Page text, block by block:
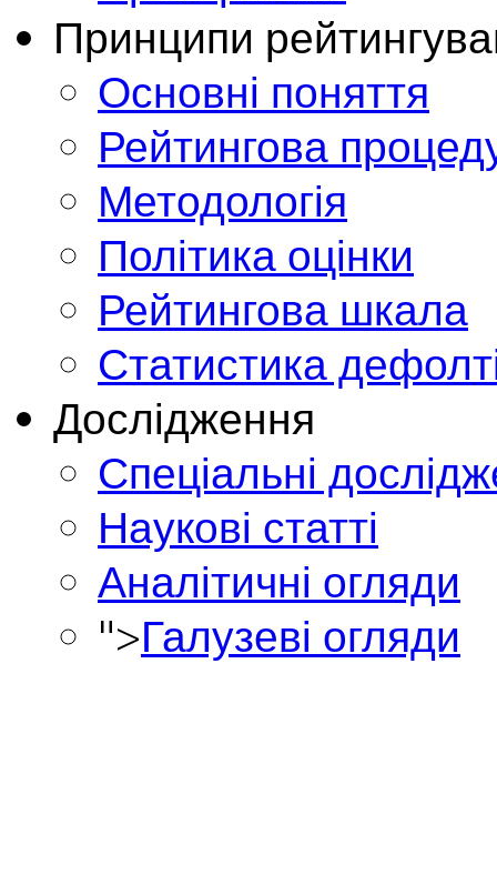
Принципи
Основні поняття
Рейтингова
Методологія
Політика оцінки
Рейтингова шкала
Статистика
Дослідження
Спеціальні
Наукові статті
Аналітичні огляди
">Галузеві огляди